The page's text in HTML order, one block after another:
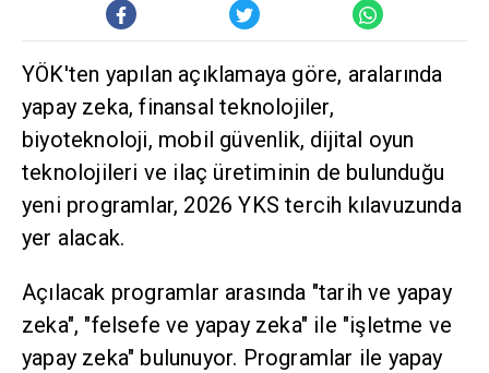
YÖK'ten yapılan açıklamaya göre, aralarında
yapay zeka, finansal teknolojiler,
biyoteknoloji, mobil güvenlik, dijital oyun
teknolojileri ve ilaç üretiminin de bulunduğu
yeni programlar, 2026 YKS tercih kılavuzunda
yer alacak.
Açılacak programlar arasında "tarih ve yapay
zeka", "felsefe ve yapay zeka" ile "işletme ve
yapay zeka" bulunuyor. Programlar ile yapay